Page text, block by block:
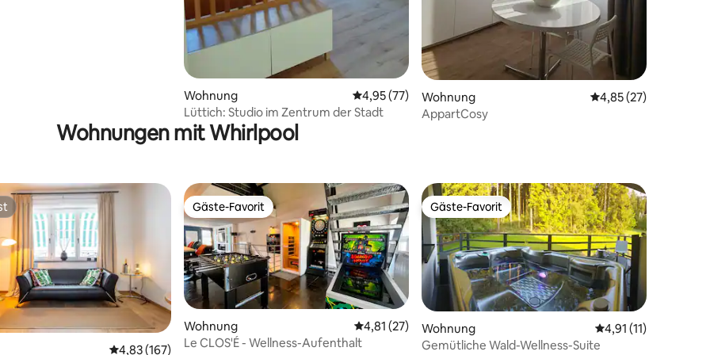
Wohnung Durchschnittliche Bewertung: 4,95 von 5, 77 Bewertungen
4,95 (77)
Lüttich: Studio im Zentrum der Stadt
Wohnung Durchschnittliche
4,85 (27)
AppartCosy
Wohnungen mit Whirlpool
Durchschnittliche Bewertung: 4,83 von 5, 167 Bewertungen
4,83 (167)
Gäste-Favorit
Gäste-Favorit
Wohnung Durchschnittliche Bewertung: 4,81 von 5, 27 Bewertungen
4,81 (27)
Le CLOS'É - Wellness-Aufenthalt
Gäste-Favorit
Gäste-Favorit
Wohnung Durchschnittliche
4,91 (11)
Gemütliche Wald-Wellness-Suite